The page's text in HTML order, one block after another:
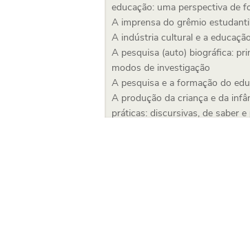
educação: uma perspectiva de
A imprensa do grêmio
A indústria cultural e a
A pesquisa (auto) biográfica:
modos de investigação
A pesquisa e a formação do
A produção da criança e da
práticas: discursivas, de saber e
A reserva de vagas nas